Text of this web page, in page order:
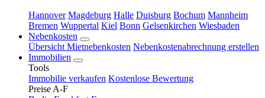
Hannover Magdeburg Halle Duisburg Bochum Mannheim
Bremen Wuppertal Kiel Bonn Gelsenkirchen Wiesbaden
Nebenkosten
Übersicht Mietnebenkosten Nebenkostenabrechnung erstellen
Immobilien
Tools
Immobilie verkaufen Kostenlose Bewertung
Preise A-F